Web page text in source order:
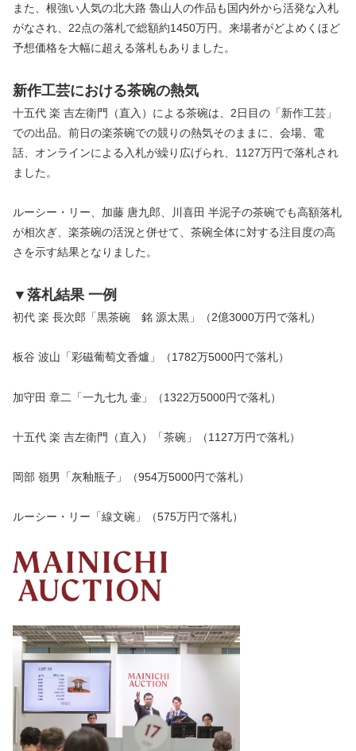
また、根強い人気の北大路 魯山人の作品も国内外から活発な入札
がなされ、22点の落札で総額約1450万円。来場者がどよめくほど
予想価格を大幅に超える落札もありました。
新作工芸における茶碗の熱気
十五代 楽 吉左衛門（直入）による茶碗は、2日目の「新作工芸」
での出品。前日の楽茶碗での競りの熱気そのままに、会場、電
話、オンラインによる入札が繰り広げられ、1127万円で落札され
ました。
ルーシー・リー、加藤 唐九郎、川喜田 半泥子の茶碗でも高額落札
が相次ぎ、楽茶碗の活況と併せて、茶碗全体に対する注目度の高
さを示す結果となりました。
▼落札結果 一例
初代 楽 長次郎「黒茶碗 銘 源太黒」（2億3000万円で落札）
板谷 波山「彩磁葡萄文香爐」（1782万5000円で落札）
加守田 章二「一九七九 壷」（1322万5000円で落札）
十五代 楽 吉左衛門（直入）「茶碗」（1127万円で落札）
岡部 嶺男「灰釉瓶子」（954万5000円で落札）
ルーシー・リー「線文碗」（575万円で落札）